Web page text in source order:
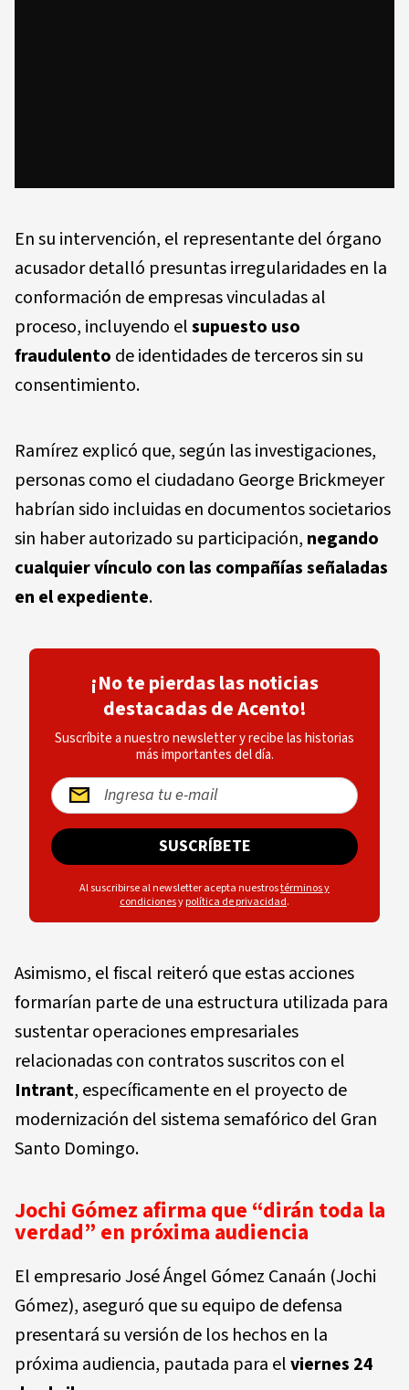
En su intervención, el representante del órgano
acusador detalló presuntas irregularidades en la
conformación de empresas vinculadas al
proceso, incluyendo elsupuesto uso
fraudulento de identidades de terceros sin su
consentimiento.
Ramírez explicó que, según las investigaciones,
personas como el ciudadano George Brickmeyer
habrían sido incluidas en documentos societarios
sin haber autorizado su participación, negando
cualquier vínculo con las compañías señaladas
en el expediente.
¡No te pierdas las noticias
destacadas de Acento!
Suscríbite a nuestro newsletter y recibe las historias
más importantes del día.
SUSCRÍBETE
Al suscribirse al newsletter acepta nuestrostérminos y
condicionesypolítica de privacidad.
Asimismo, el fiscal reiteró que estas acciones
formarían parte de una estructura utilizada para
sustentar operaciones empresariales
relacionadas con contratos suscritos con el
Intrant, específicamente en el proyecto de
modernización del sistema semafórico del Gran
Santo Domingo.
Jochi Gómez afirma que “dirán toda la
verdad” en próxima audiencia
El empresario José Ángel Gómez Canaán (Jochi
Gómez), aseguró que su equipo de defensa
presentará su versión de los hechos en la
próxima audiencia, pautada para elviernes 24